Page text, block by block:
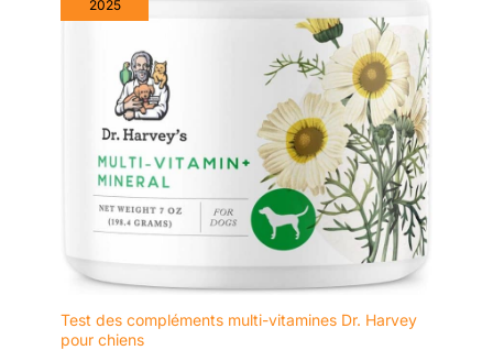
2025
Test des compléments multi-vitamines Dr. Harvey
pour chiens